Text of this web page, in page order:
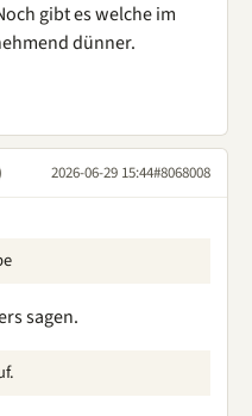
gibt es welche im
dünner.
2026-06-29 15:44#8068008
sagen.